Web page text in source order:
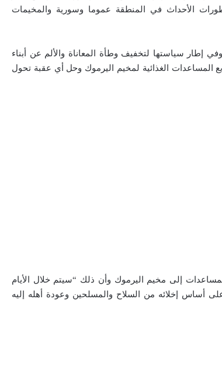
الأحداث في المنطقة عموما وسورية والمخيمات
إطار سياستها لتخفيف وطأة المعاناة والألم عن أبناء
المساعدات الغذائية لمخيم اليرموك وحل أي عقبة تحول
إلى مخيم اليرموك وأن ذلك “سيتم خلال الأيام
أساس إخلائه من السلاح والمسلحين وعودة أهله إليه